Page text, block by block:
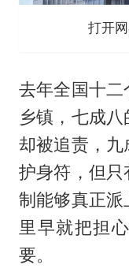
打开
去年全国十
乡镇，七成
却被追责，九
护身符，但
制能够真正
里早就把担
要。